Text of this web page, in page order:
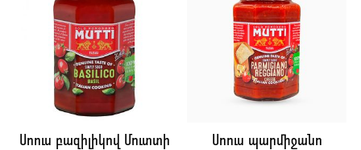
Սոուս բազիլիկով Մուտտի
Սոուս պարմիջանո